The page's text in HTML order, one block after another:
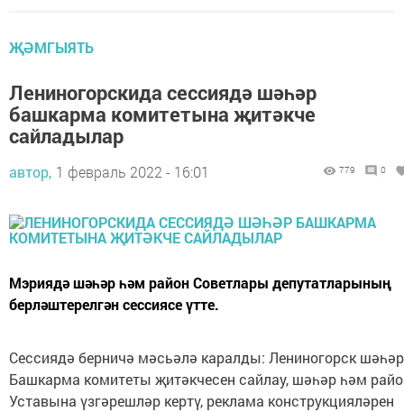
ҖӘМГЫЯТЬ
Лениногорскида сессиядә шәһәр
башкарма комитетына җитәкче
сайладылар
автор, 1 февраль 2022 - 16:01 779 0
Мэриядә шәһәр һәм район Советлары депутатларының
берләштерелгән сессиясе үтте.
Сессиядә берничә мәсьәлә каралды: Лениногорск
Башкарма комитеты җитәкчесен сайлау, шәһәр һәм
Уставына үзгәрешләр кертү, реклама конструкцияләрен